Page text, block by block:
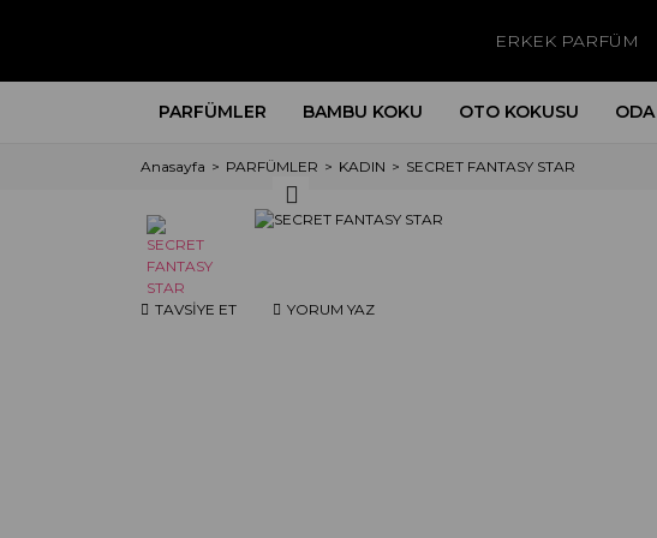
ERKEK PARFÜM
PARFÜMLER BAMBU KOKU OTO KOKUSU
Anasayfa PARFÜMLER KADIN SECRET FANTASY STAR
TAVSİYE ET YORUM YAZ